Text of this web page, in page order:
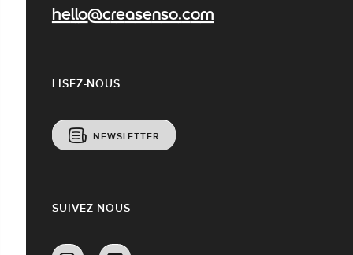
hello@creasenso.com
LISEZ-NOUS
NEWSLETTER
SUIVEZ-NOUS